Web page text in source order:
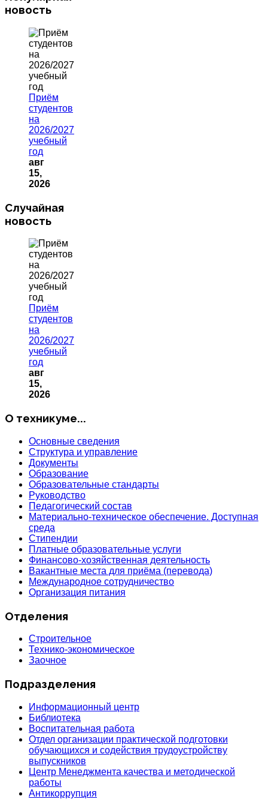
новость
Приём
студентов
на
2026/2027
учебный
год
авг
15,
2026
Случайная
новость
Приём
студентов
на
2026/2027
учебный
год
авг
15,
2026
О техникуме...
Основные сведения
Структура и управление
Документы
Образование
Образовательные стандарты
Руководство
Педагогический состав
Материально-техническое обеспечение. Доступная
среда
Стипендии
Платные образовательные услуги
Финансово-хозяйственная деятельность
Вакантные места для приёма (перевода)
Международное сотрудничество
Организация питания
Отделения
Строительное
Технико-экономическое
Заочное
Подразделения
Информационный центр
Библиотека
Воспитательная работа
Отдел организации практической подготовки
обучающихся и содействия трудоустройству
выпускников
Центр Менеджмента качества и методической
работы
Антикоррупция